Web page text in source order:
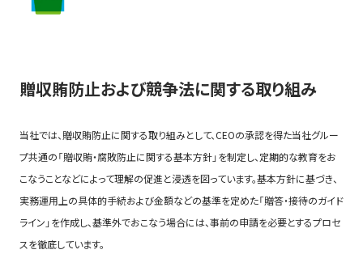
役員・従業員の責任：倫理基準を読み、理解し、実践してください
TEL グループのコンプライアンス部門の役割
守秘義務および報復行為の禁止
1 事業活動(1.2MB)
贈収賄防止および競争法に関する取り組み
当社では、贈収賄防止に関する取り組みとして、CEOの承認を得た当社グルー
プ共通の「贈収賄・腐敗防止に関する基本方針」を制定し、定期的な教育をお
こなうことなどによって理解の促進と浸透を図っています。基本方針に基づき、
実務運用上の具体的手続および金額などの基準を定めた「贈答・接待のガイド
ライン」を作成し、基準外でおこなう場合には、事前の申請を必要とするプロセ
スを徹底しています。